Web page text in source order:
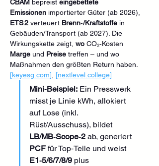
CBAM bepreist eingebettete
Emissionen importierter Güter (ab 2026),
ETS 2 verteuert Brenn‑/Kraftstoffe in
Gebäuden/Transport (ab 2027). Die
Wirkungskette zeigt, wo CO₂‑Kosten
Marge und Preise treffen – und wo
Maßnahmen den größten Return haben.
[keyesg.com] [nextlevel.college]
Mini‑Beispiel: Ein Presswerk
misst je Linie kWh, allokiert
auf Lose (inkl.
Rüst/Ausschuss), bildet
LB/MB‑Scope‑2 ab, generiert
PCF für Top‑Teile und weist
E1‑5/6/7/8/9 plus